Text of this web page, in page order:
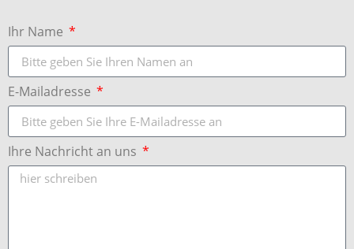
Ihr Name
E-Mailadresse
Ihre Nachricht an uns